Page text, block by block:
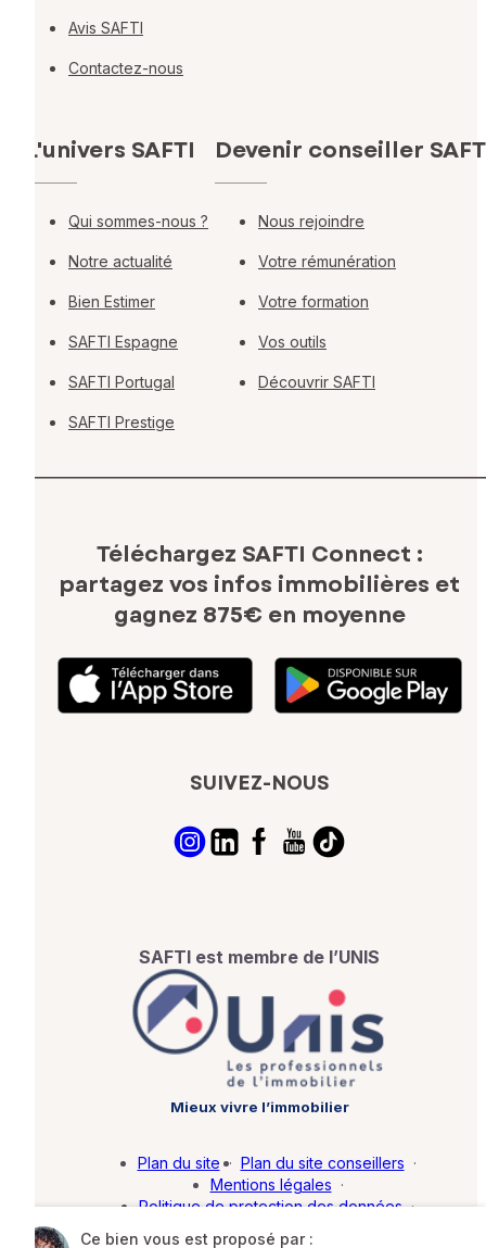
Ce bien vous est proposé par :
Avis SAFTI
Contactez-nous
L'univers SAFTI
Qui sommes-nous ?
Notre actualité
Bien Estimer
SAFTI Espagne
SAFTI Portugal
SAFTI Prestige
Devenir conseiller
Nous rejoindre
Votre rémunération
Votre formation
Vos outils
Découvrir SAFTI
Téléchargez SAFTI Connect :
partagez vos infos immobilières et
gagnez 875€ en moyenne
SUIVEZ-NOUS
SAFTI est membre de l’UNIS
Mieux vivre l’immobilier
Plan du site · Plan du site conseillers ·
Mentions légales ·
Politique de protection des données ·